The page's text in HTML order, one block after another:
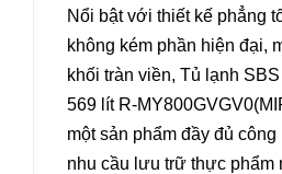
Nổi bật với thiết kế phẳng
không kém phần hiện đại,
khối tràn viền, Tủ lạnh
569 lít R-
một sản phẩm đầy đủ
nhu cầu lưu trữ thực phẩm